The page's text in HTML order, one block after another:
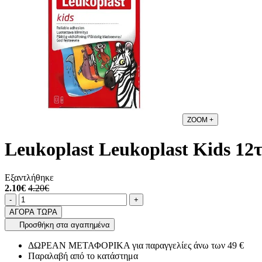
ZOOM +
Leukoplast Leukoplast Kids
Εξαντλήθηκε
2.10€ 4.20€
Ποσότητα
-product.increase.quantity +
ΑΓΟΡΑ ΤΩΡΑ
Προσθήκη στα αγαπημένα
ΔΩΡΕΑΝ ΜΕΤΑΦΟΡΙΚΑ για παραγγελίες άνω των 49 €
Παραλαβή από το κατάστημα